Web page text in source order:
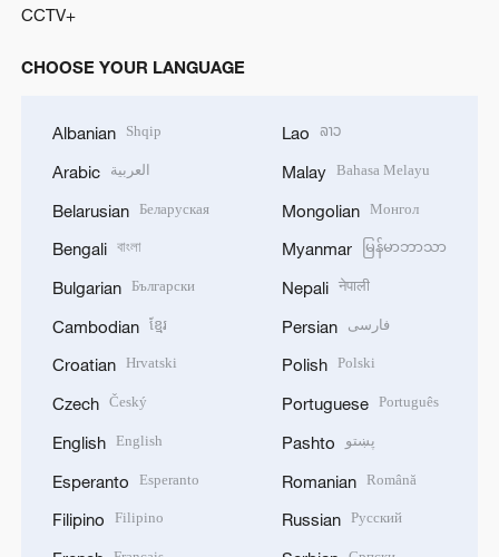
CCTV+
CHOOSE YOUR LANGUAGE
Albanian Shqip
Arabic العربية
Belarusian Беларуская
Bengali বাংলা
Bulgarian Български
Cambodian ខ្មែរ
Croatian Hrvatski
Czech Český
English English
Esperanto Esperanto
Filipino Filipino
Lao ລາວ
Malay Bahasa Melayu
Mongolian Монгол
Myanmar မြန်မာဘာသာ
Nepali नेपाली
Persian فارسی
Polish Polski
Portuguese Português
Pashto پښتو
Romanian Română
Russian Русский